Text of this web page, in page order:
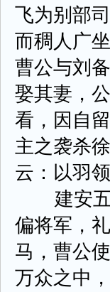
飞为别部
而稠人广
曹公与刘
娶其妻，
看，因自
主之袭杀
云：以羽
建安五
偏将军，
马，曹公
万众之中